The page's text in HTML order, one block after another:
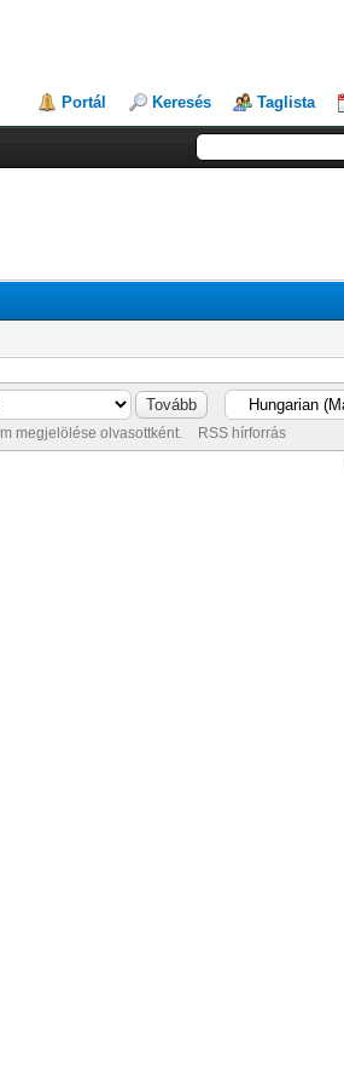
Portál Keresés Taglista
megjelölése olvasottként. RSS hírforrás